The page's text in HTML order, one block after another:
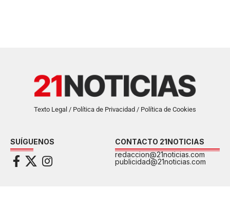
Texto Legal / Política de Privacidad / Política de Cookies
SUÍGUENOS
CONTACTO 21NOTICIAS
redaccion@21noticias.com
publicidad@21noticias.com